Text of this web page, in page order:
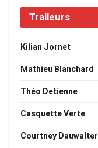
Traileurs
Kilian Jornet
Mathieu Blanchard
Théo Detienne
Casquette Verte
Courtney Dauwalter